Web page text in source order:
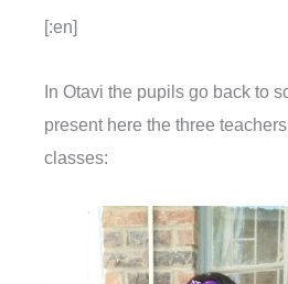
[:en]
In Otavi the pupils go back to
present here the three
classes: